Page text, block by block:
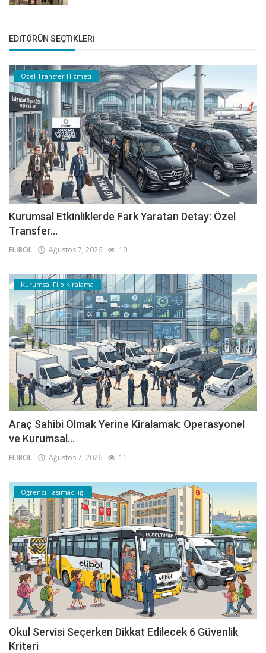
EDITÖRÜN SEÇTIKLERI
Özel Transfer Hizmeti
Kurumsal Etkinliklerde Fark Yaratan Detay: Özel
Transfer...
ELİBOL Ağustos 7, 2026 10
Kurumsal Filo Kiralama
Araç Sahibi Olmak Yerine Kiralamak: Operasyonel
ve Kurumsal...
ELİBOL Ağustos 7, 2026 11
Öğrenci Taşımacılığı
Okul Servisi Seçerken Dikkat Edilecek 6 Güvenlik
Kriteri